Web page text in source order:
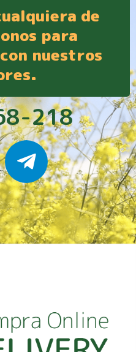
de
para
nuestros
218